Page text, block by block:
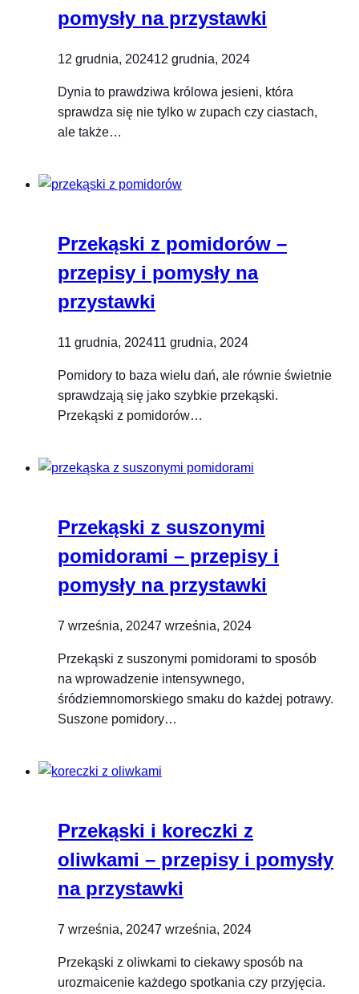
pomysły na przystawki
12 grudnia, 202412 grudnia, 2024
Dynia to prawdziwa królowa jesieni, która
sprawdza się nie tylko w zupach czy ciastach,
ale także…
Przekąski z pomidorów –
przepisy i pomysły na
przystawki
11 grudnia, 202411 grudnia, 2024
Pomidory to baza wielu dań, ale równie świetnie
sprawdzają się jako szybkie przekąski.
Przekąski z pomidorów…
Przekąski z suszonymi
pomidorami – przepisy i
pomysły na przystawki
7 września, 20247 września, 2024
Przekąski z suszonymi pomidorami to sposób
na wprowadzenie intensywnego,
śródziemnomorskiego smaku do każdej potrawy.
Suszone pomidory…
Przekąski i koreczki z
oliwkami – przepisy i pomysły
na przystawki
7 września, 20247 września, 2024
Przekąski z oliwkami to ciekawy sposób na
urozmaicenie każdego spotkania czy przyjęcia.